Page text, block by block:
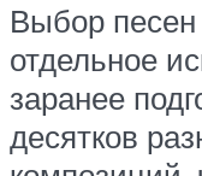
Выбор
отдельное
заранее
десятков